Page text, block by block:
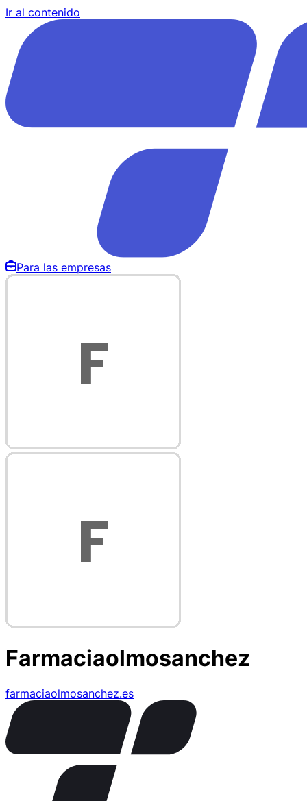
Ir al contenido
Para las empresas
Farmaciaolmosanchez
farmaciaolmosanchez.es